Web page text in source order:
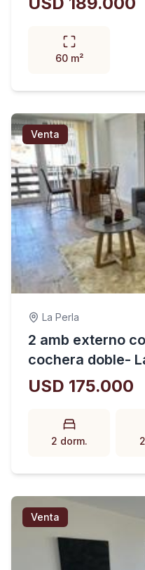
60 m²
Venta
La Perla
2 amb externo
cochera doble-
USD 175.000
2 dorm.
Venta